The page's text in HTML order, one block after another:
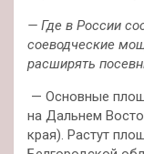
— Где в России
соеводческие
расширять
— Основные
на Дальнем
края). Растут